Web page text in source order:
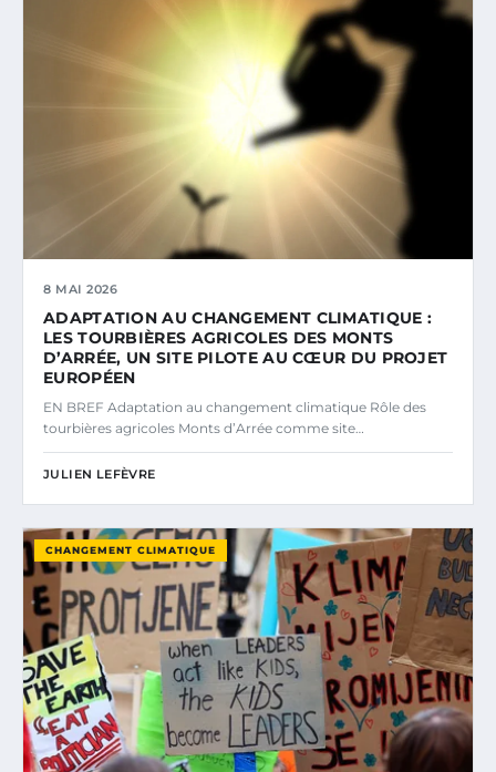
8 MAI 2026
ADAPTATION AU CHANGEMENT CLIMATIQUE :
LES TOURBIÈRES AGRICOLES DES MONTS
D’ARRÉE, UN SITE PILOTE AU CŒUR DU PROJET
EUROPÉEN
EN BREF Adaptation au changement climatique Rôle des
tourbières agricoles Monts d’Arrée comme site…
JULIEN LEFÈVRE
CHANGEMENT CLIMATIQUE